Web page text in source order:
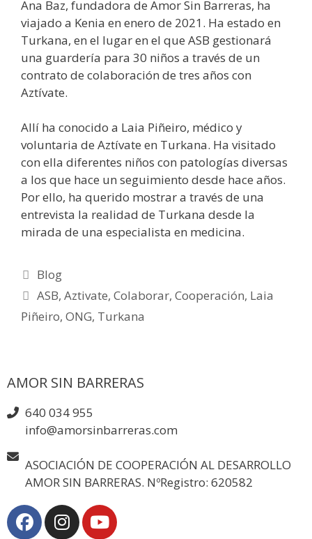
Ana Baz, fundadora de Amor Sin Barreras, ha
viajado a Kenia en enero de 2021. Ha estado en
Turkana, en el lugar en el que ASB gestionará
una guardería para 30 niños a través de un
contrato de colaboración de tres años con
Aztívate.
Allí ha conocido a Laia Piñeiro, médico y
voluntaria de Aztívate en Turkana. Ha visitado
con ella diferentes niños con patologías diversas
a los que hace un seguimiento desde hace años.
Por ello, ha querido mostrar a través de una
entrevista la realidad de Turkana desde la
mirada de una especialista en medicina.
Blog
ASB,Aztivate,Colaborar,Cooperación, Laia
Piñeiro, ONG, Turkana
AMOR SIN BARRERAS
640 034 955
info@amorsinbarreras.com
ASOCIACIÓN DE COOPERACIÓN AL DESARROLLO
AMOR SIN BARRERAS. NºRegistro: 620582